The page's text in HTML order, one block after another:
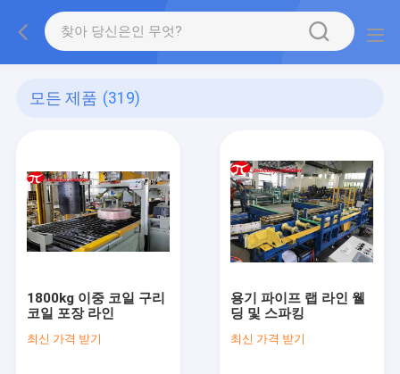
모든 제품 (319)
1800kg 이중 코일 구리
코일 포장 라인
최신 가격 받기
용기 파이프 랩 라인 웰
딩 및 스파킹
최신 가격 받기